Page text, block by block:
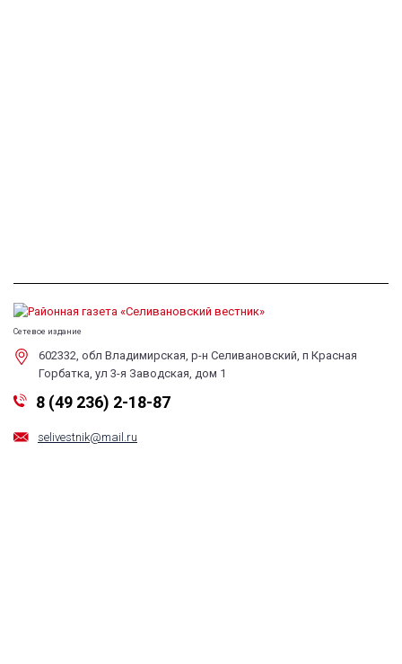
Сетевое издание
602332, обл Владимирская, р-н Селивановский, п Красная
Горбатка, ул 3-я Заводская, дом 1
8 (49 236) 2-18-87
selivestnik@mail.ru